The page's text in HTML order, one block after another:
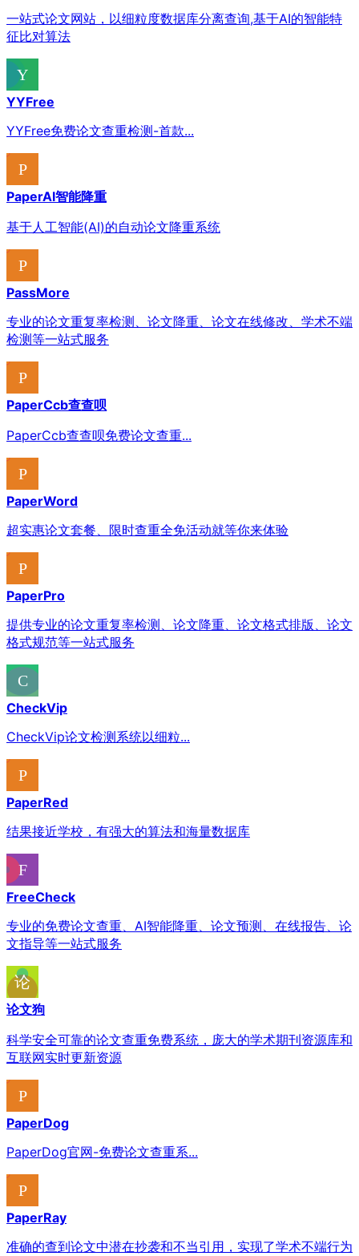
一站式论文网站，以细粒度数据库分离查询,基于AI的智能特
征比对算法
YYFree
YYFree免费论文查重检测-首款...
PaperAI智能降重
基于人工智能(AI)的自动论文降重系统
PassMore
专业的论文重复率检测、论文降重、论文在线修改、学术不端
检测等一站式服务
PaperCcb查查呗
PaperCcb查查呗免费论文查重...
PaperWord
超实惠论文套餐、限时查重全免活动就等你来体验
PaperPro
提供专业的论文重复率检测、论文降重、论文格式排版、论文
格式规范等一站式服务
CheckVip
CheckVip论文检测系统以细粒...
PaperRed
结果接近学校，有强大的算法和海量数据库
FreeCheck
专业的免费论文查重、AI智能降重、论文预测、在线报告、论
文指导等一站式服务
论文狗
科学安全可靠的论文查重免费系统，庞大的学术期刊资源库和
互联网实时更新资源
PaperDog
PaperDog官网-免费论文查重系...
PaperRay
准确的查到论文中潜在抄袭和不当引用，实现了学术不端行为